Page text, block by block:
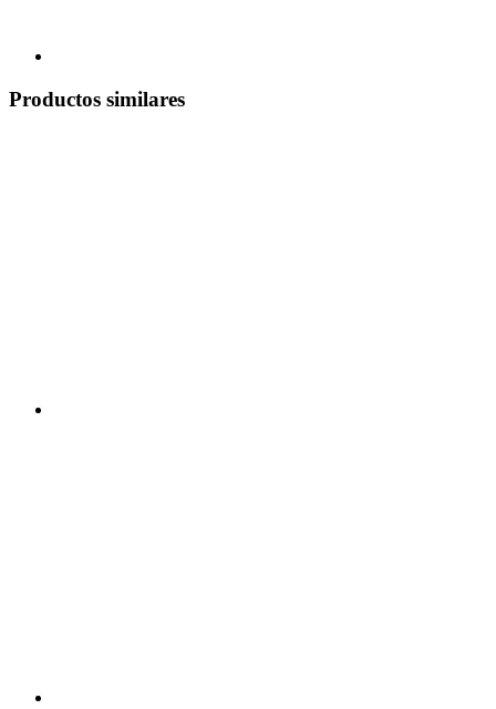
Productos similares